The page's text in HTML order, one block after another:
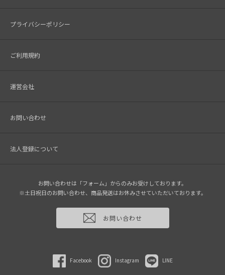
プライバシーポリシー
ご利用規約
運営会社
お問い合わせ
法人登録について
お問い合わせは「フォーム」からのみお受けしております。
※土日祝日のお問い合わせ、商品発送はお休みさせていただいております。
お問い合わせ
Facebook Instagram LINE